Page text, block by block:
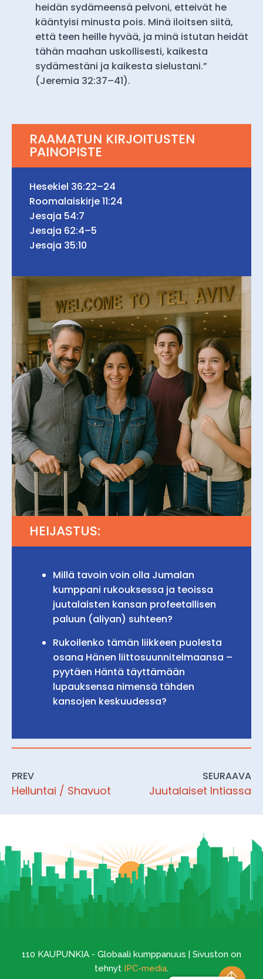
heidän sydämeensä pelvoni, etteivät he
kääntyisi minusta pois. Minä iloitsen siitä,
että teen heille hyvää, ja minä istutan heidät
tähän maahan uskollisesti, kaikesta
sydämestäni ja kaikesta sielustani.”
(Jeremia 32:37–41).
RAAMATUN KIRJOITUSTEN
PAINOPISTE
Hesekiel 36:22–24
Roomalaiskirje 11:24
Jesaja 54:7
Jesaja 62:4–5
Jesaja 35:10
HEIJASTUS:
Millä tavoin voin olla Jumalan
kumppani rukouksessa ja teoissa
juutalaisten kansan profeetallisen
paluun (aliyan) suhteen?
Rukoilenko tämän liikkeen puolesta
osana Hänen liittosuunnitelmaansa –
pyytäen Häntä täyttämään
lupauksensa nimensä tähden
kansojen keskuudessa?
PREV
Helluntai / Shavuot
SEURAAVA
Juutalaiset Intiassa
110 KAUPUNKIA - Globaali kumppanuus | Sivuston on
tehnyt IPC-media.